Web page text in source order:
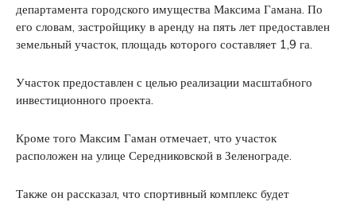
департамента городского имущества Максима Гамана. По
его словам, застройщику в аренду на пять лет предоставлен
земельный участок, площадь которого составляет 1,9 га.
Участок предоставлен с целью реализации масштабного
инвестиционного проекта.
Кроме того Максим Гаман отмечает, что участок
расположен на улице Середниковской в Зеленограде.
Также он рассказал, что спортивный комплекс будет